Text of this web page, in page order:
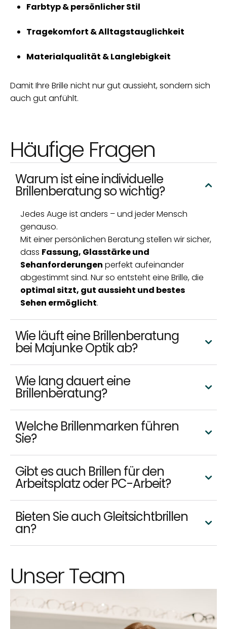
Farbtyp & persönlicher Stil
Tragekomfort & Alltagstauglichkeit
Materialqualität & Langlebigkeit
Damit Ihre Brille nicht nur gut aussieht, sondern sich
auch gut anfühlt.
Häufige Fragen
Warum ist eine individuelle
Brillenberatung so wichtig?
Jedes Auge ist anders – und jeder Mensch
genauso.
Mit einer persönlichen Beratung stellen wir sicher,
dass Fassung, Glasstärke und
Sehanforderungen perfekt aufeinander
abgestimmt sind. Nur so entsteht eine Brille, die
optimal sitzt, gut aussieht und bestes
Sehen ermöglicht.
Wie läuft eine Brillenberatung
bei Majunke Optik ab?
Wie lang dauert eine
Brillenberatung?
Welche Brillenmarken führen
Sie?
Gibt es auch Brillen für den
Arbeitsplatz oder PC-Arbeit?
Bieten Sie auch Gleitsichtbrillen
an?
Unser Team